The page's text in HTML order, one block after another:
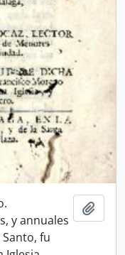
y annuales
fu